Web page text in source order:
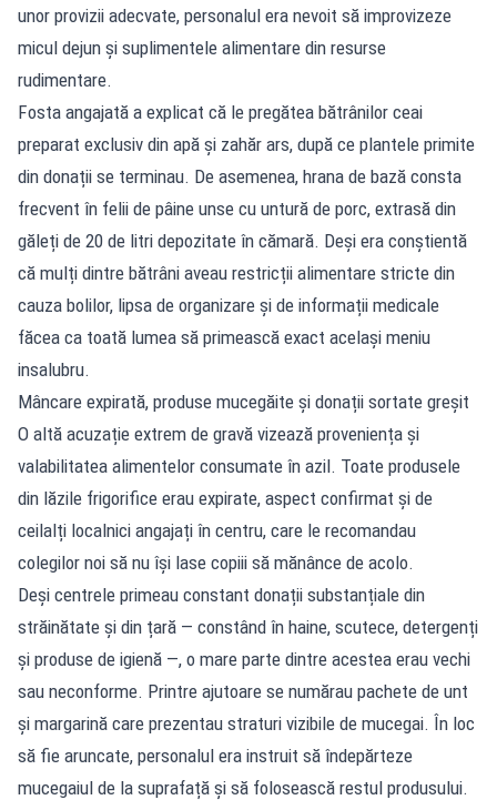
unor provizii adecvate, personalul era nevoit să improvizeze
micul dejun și suplimentele alimentare din resurse
rudimentare.
Fosta angajată a explicat că le pregătea bătrânilor ceai
preparat exclusiv din apă și zahăr ars, după ce plantele primite
din donații se terminau. De asemenea, hrana de bază consta
frecvent în felii de pâine unse cu untură de porc, extrasă din
găleți de 20 de litri depozitate în cămară. Deși era conștientă
că mulți dintre bătrâni aveau restricții alimentare stricte din
cauza bolilor, lipsa de organizare și de informații medicale
făcea ca toată lumea să primească exact același meniu
insalubru.
Mâncare expirată, produse mucegăite și donații sortate greșit
O altă acuzație extrem de gravă vizează proveniența și
valabilitatea alimentelor consumate în azil. Toate produsele
din lăzile frigorifice erau expirate, aspect confirmat și de
ceilalți localnici angajați în centru, care le recomandau
colegilor noi să nu își lase copiii să mănânce de acolo.
Deși centrele primeau constant donații substanțiale din
străinătate și din țară — constând în haine, scutece, detergenți
și produse de igienă —, o mare parte dintre acestea erau vechi
sau neconforme. Printre ajutoare se numărau pachete de unt
și margarină care prezentau straturi vizibile de mucegai. În loc
să fie aruncate, personalul era instruit să îndepărteze
mucegaiul de la suprafață și să folosească restul produsului.